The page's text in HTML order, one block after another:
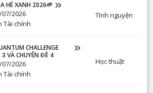
HÈ XANH 2026🌱
2026
Tài chính
Tình nguyện
CHALLENGE
VÀ CHUYÊN ĐỀ 4
2026
Tài chính
Học thuật